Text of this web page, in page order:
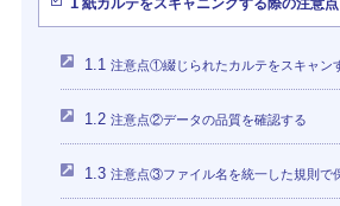
紙カルテをスキャニングする際の注意点
1.1 注意点①綴じられたカルテをスキャン
1.2 注意点②データの品質を確認する
1.3 注意点③ファイル名を統一した規則で